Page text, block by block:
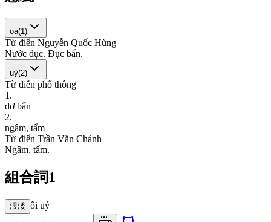
oa(1 )
Từ điển Nguyễn Quốc Hùng
Nước đục. Đục bẩn.
uỷ(2)
Từ điển phổ thông
1 .
dơ bẩn
2.
ngâm, tẩm
Từ điển Trần Văn Chánh
Ngâm, tẩm.
組合詞1
渨涹 ôi uỷ